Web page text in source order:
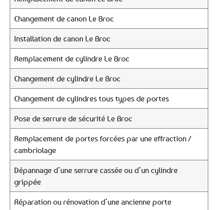
Changement de canon Le Broc
Installation de canon Le Broc
Remplacement de cylindre Le Broc
Changement de cylindre Le Broc
Changement de cylindres tous types de portes
Pose de serrure de sécurité Le Broc
Remplacement de portes forcées par une effraction /
cambriolage
Dépannage d’une serrure cassée ou d’un cylindre
grippée
Réparation ou rénovation d’une ancienne porte